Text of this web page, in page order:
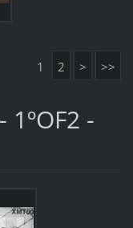
1 2 > >>
-